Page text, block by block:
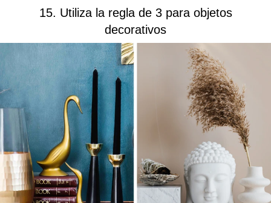
15. Utiliza la regla de 3 para objetos
decorativos